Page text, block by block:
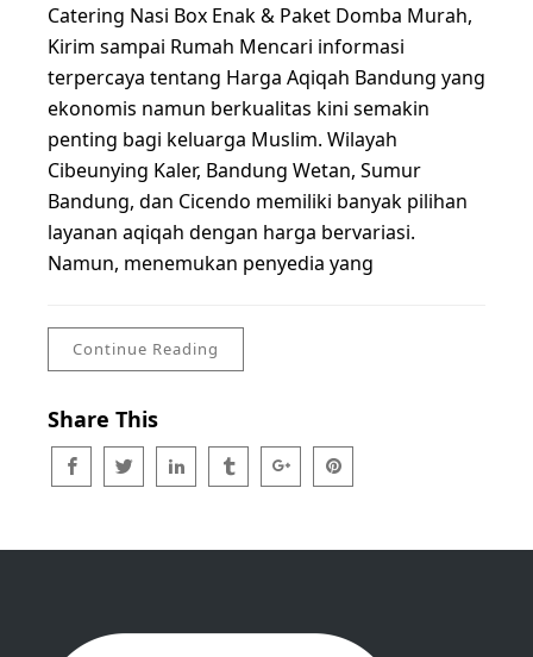
Catering Nasi Box Enak & Paket Domba Murah,
Kirim sampai Rumah Mencari informasi
terpercaya tentang Harga Aqiqah Bandung yang
ekonomis namun berkualitas kini semakin
penting bagi keluarga Muslim. Wilayah
Cibeunying Kaler, Bandung Wetan, Sumur
Bandung, dan Cicendo memiliki banyak pilihan
layanan aqiqah dengan harga bervariasi.
Namun, menemukan penyedia yang
Continue Reading
Share This